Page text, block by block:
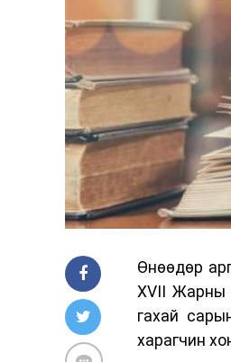
Өнөөдөр
XVII Жарны
гахай
харагчин